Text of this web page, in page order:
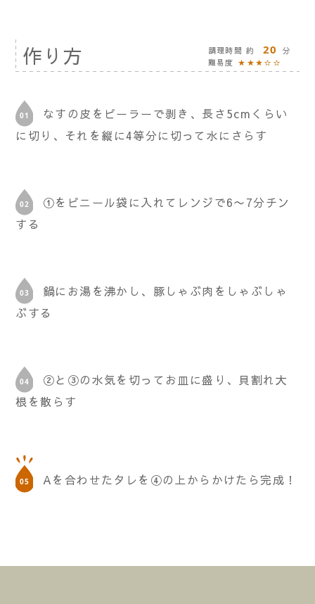
作り方 調理時間 約 20
分
難易度 ★★★☆☆
なすの皮をピーラーで剥き、長さ5cmくらい
に切り、それを縦に4等分に切って水にさらす
①をビニール袋に入れてレンジで6〜7分チン
する
鍋にお湯を沸かし、豚しゃぶ肉をしゃぶしゃ
ぶする
②と③の水気を切ってお皿に盛り、貝割れ大
根を散らす
Aを合わせたタレを④の上からかけたら完成！